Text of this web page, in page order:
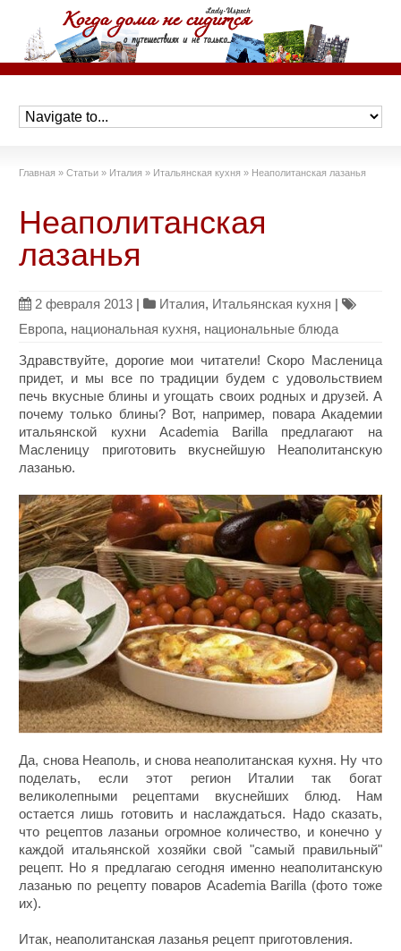
Главная » Статьи » Италия » Итальянская кухня » Неаполитанская лазанья
Неаполитанская
лазанья
2 февраля 2013 | Италия, Итальянская кухня |
Европа, национальная кухня, национальные блюда
Здравствуйте, дорогие мои читатели! Скоро Масленица
придет, и мы все по традиции будем с удовольствием
печь вкусные блины и угощать своих родных и друзей. А
почему только блины? Вот, например, повара Академии
итальянской кухни Academia Barilla предлагают на
Масленицу приготовить вкуснейшую Неаполитанскую
лазанью.
Да, снова Неаполь, и снова неаполитанская кухня. Ну что
поделать, если этот регион Италии так богат
великолепными рецептами вкуснейших блюд. Нам
остается лишь готовить и наслаждаться. Надо сказать,
что рецептов лазаньи огромное количество, и конечно у
каждой итальянской хозяйки свой "самый правильный"
рецепт. Но я предлагаю сегодня именно неаполитанскую
лазанью по рецепту поваров Academia Barilla (фото тоже
их).
Итак, неаполитанская лазанья рецепт приготовления.